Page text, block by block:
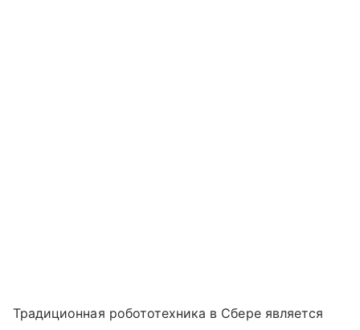
Традиционная робототехника в Сбере является